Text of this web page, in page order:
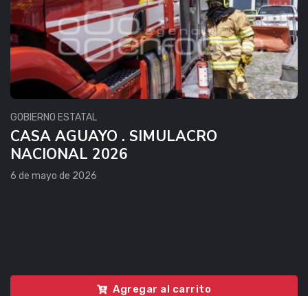
GOBIERNO ESTATAL
CASA AGUAYO . SIMULACRO
NACIONAL 2026
6 de mayo de 2026
Agregar al carrito